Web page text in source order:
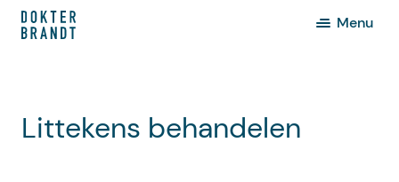
Menu
Littekens behandelen